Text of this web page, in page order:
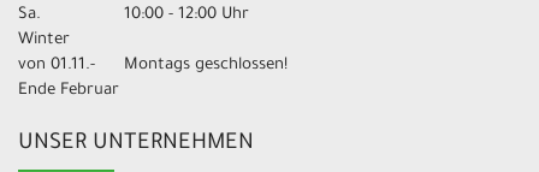
Sa.
10:00 - 12:00 Uhr
Winter
von 01.11.-
Ende Februar
Montags geschlossen!
UNSER UNTERNEHMEN